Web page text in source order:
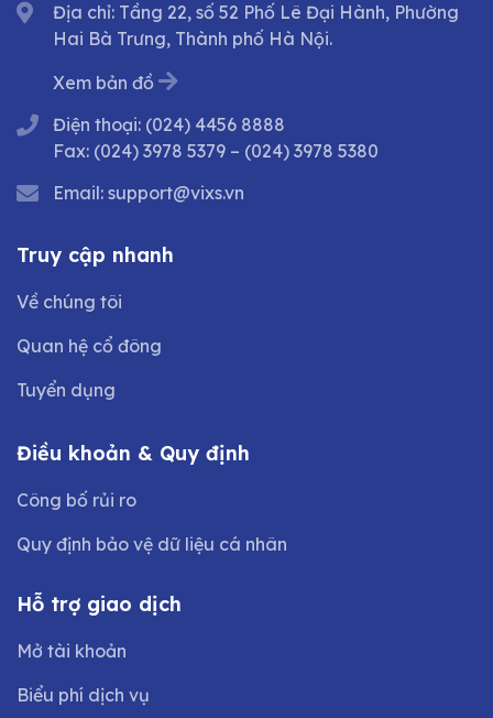
Địa chỉ: Tầng 22, số 52 Phố Lê Đại Hành, Phường
Hai Bà Trưng, Thành phố Hà Nội.
Xem bản đồ
Điện thoại: (024) 4456 8888
Fax: (024) 3978 5379 – (024) 3978 5380
Email: support@vixs.vn
Truy cập nhanh
Về chúng tôi
Quan hệ cổ đông
Tuyển dụng
Điều khoản & Quy định
Công bố rủi ro
Quy định bảo vệ dữ liệu cá nhân
Hỗ trợ giao dịch
Mở tài khoản
Biểu phí dịch vụ